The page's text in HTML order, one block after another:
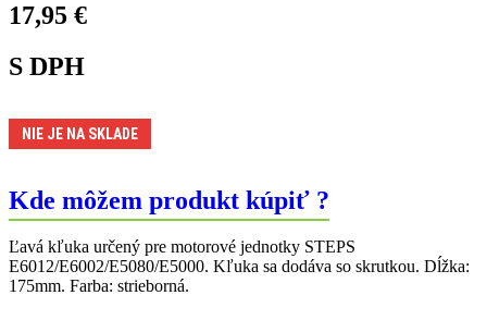
17,95 €
S DPH
NIE JE NA SKLADE
Kde môžem produkt kúpiť ?
Ľavá kľuka určený pre motorové jednotky STEPS
E6012/E6002/E5080/E5000. Kľuka sa dodáva so skrutkou. Dĺžka:
175mm. Farba: strieborná.